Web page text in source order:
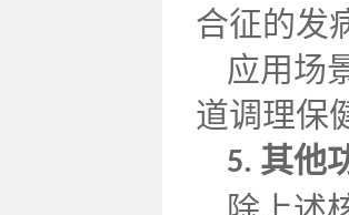
合征的发
应用场
道调理保
5. 其他